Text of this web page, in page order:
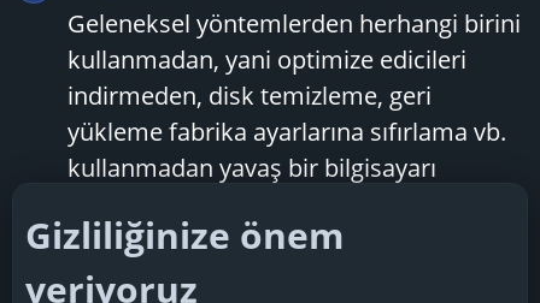
Geleneksel yöntemlerden herhangi birini
kullanmadan, yani optimize edicileri
indirmeden, disk temizleme, geri
yükleme fabrika ayarlarına sıfırlama vb.
kullanmadan yavaş bir bilgisayarı
Herhangi bir yardım takdir edilmektedir.
Teşekkürler!
Gizliliğinize önem
veriyoruz